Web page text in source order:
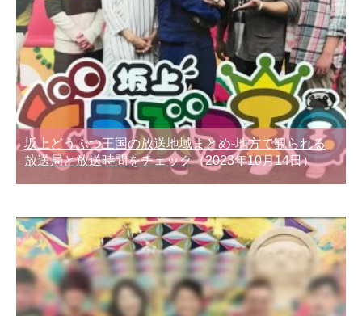
坂上どうぶつ王国の放送地域まとめ-地方で観られる
放送局と放送時間をチェック（2023年10月14日）